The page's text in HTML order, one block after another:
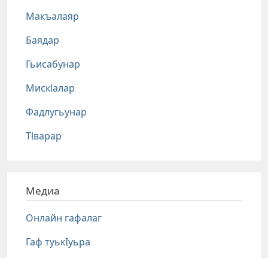
Макъалаяр
Баядар
Гьисабунар
Мискlалар
Фадлугьунар
Тlварар
Медиа
Онлайн гафалаг
Гаф туькIуьра